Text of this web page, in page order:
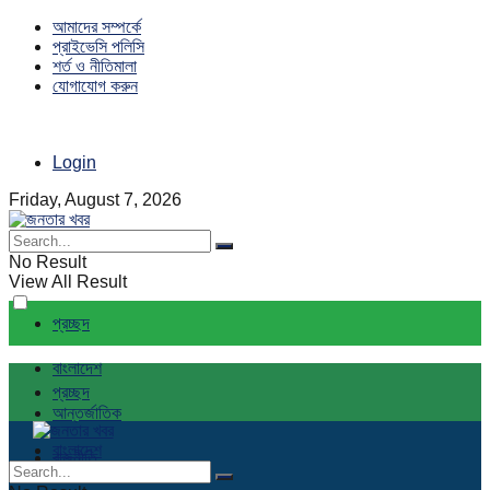
আমাদের সম্পর্কে
প্রাইভেসি পলিসি
শর্ত ও নীতিমালা
যোগাযোগ করুন
Login
Friday, August 7, 2026
No Result
View All Result
প্রচ্ছদ
বাংলাদেশ
আন্তর্জাতিক
রাজনীতি
প্রচ্ছদ
বাংলাদেশ